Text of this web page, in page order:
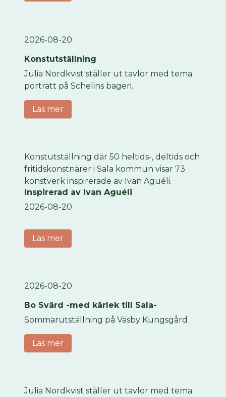
2026-08-20
Konstutställning
Julia Nordkvist ställer ut tavlor med tema
porträtt på Schelins bageri.
Läs mer
2026-08-20
Inspirerad av Ivan Aguéli
Konstutställning där 50 heltids-, deltids och
fritidskonstnärer i Sala kommun visar 73
konstverk inspirerade av Ivan Aguéli.
Läs mer
2026-08-20
Bo Svärd -med kärlek till Sala-
Sommarutställning på Väsby Kungsgård
Läs mer
Julia Nordkvist ställer ut tavlor med tema